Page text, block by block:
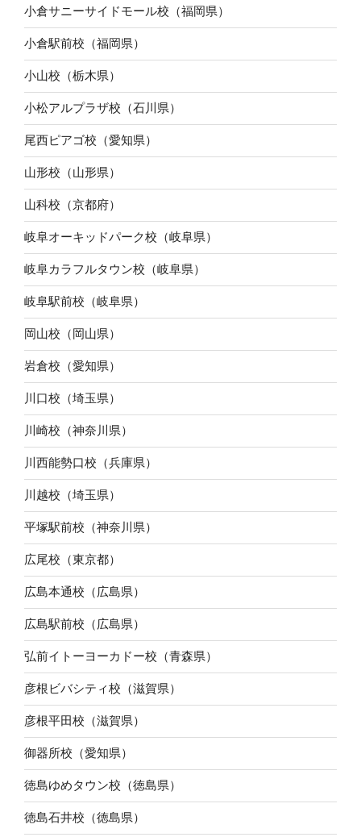
小倉サニーサイドモール校（福岡県）
小倉駅前校（福岡県）
小山校（栃木県）
小松アルプラザ校（石川県）
尾西ピアゴ校（愛知県）
山形校（山形県）
山科校（京都府）
岐阜オーキッドパーク校（岐阜県）
岐阜カラフルタウン校（岐阜県）
岐阜駅前校（岐阜県）
岡山校（岡山県）
岩倉校（愛知県）
川口校（埼玉県）
川崎校（神奈川県）
川西能勢口校（兵庫県）
川越校（埼玉県）
平塚駅前校（神奈川県）
広尾校（東京都）
広島本通校（広島県）
広島駅前校（広島県）
弘前イトーヨーカドー校（青森県）
彦根ビバシティ校（滋賀県）
彦根平田校（滋賀県）
御器所校（愛知県）
徳島ゆめタウン校（徳島県）
徳島石井校（徳島県）